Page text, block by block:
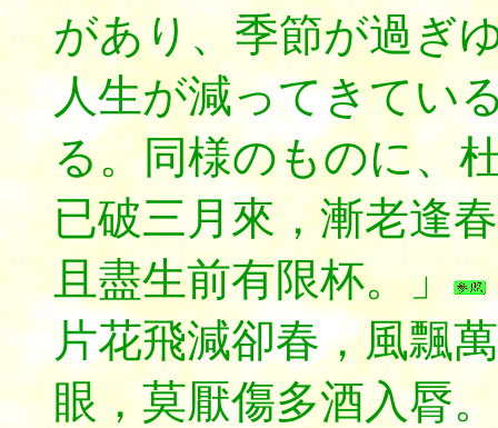
があり、季節が過ぎ
人生が減ってきてい
る。同様のものに、
已破三月來，漸老逢
且盡生前有限杯。」
片花飛減卻春，風飄
眼，莫厭傷多酒入脣